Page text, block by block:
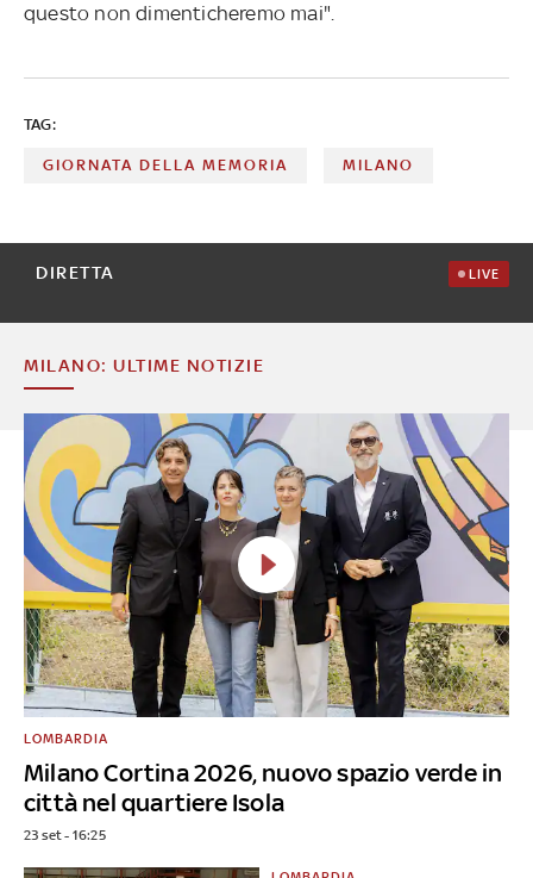
questo non dimenticheremo mai".
TAG:
GIORNATA DELLA MEMORIA MILANO
DIRETTA LIVE
MILANO: ULTIME NOTIZIE
Milano Cortina 2026, nuovo spazio verde in
città nel quartiere Isola
LOMBARDIA
23 set - 16:25